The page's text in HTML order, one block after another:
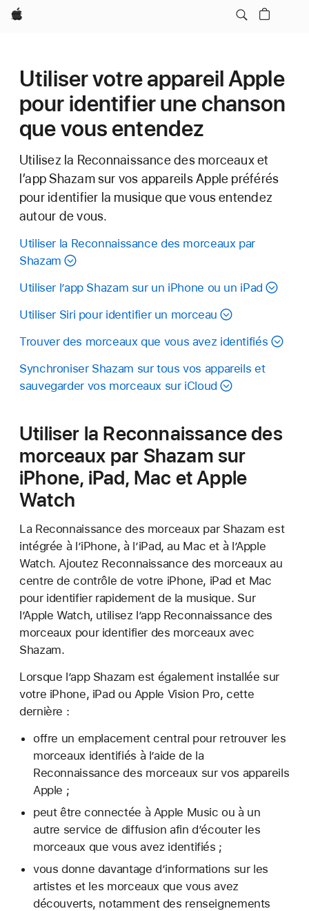
Apple
Utiliser votre appareil Apple
pour identifier une chanson
que vous entendez
Utilisez la Reconnaissance des morceaux et
l’app Shazam sur vos appareils Apple préférés
pour identifier la musique que vous entendez
autour de vous.
Utiliser la Reconnaissance des morceaux par
Shazam
Utiliser l’app Shazam sur un iPhone ou un iPad
Utiliser Siri pour identifier un morceau
Trouver des morceaux que vous avez identifiés
Synchroniser Shazam sur tous vos appareils et
sauvegarder vos morceaux sur iCloud
Utiliser la Reconnaissance des
morceaux par Shazam sur
iPhone, iPad, Mac et Apple
Watch
La Reconnaissance des morceaux par Shazam est
intégrée à l’iPhone, à l’iPad, au Mac et à l’Apple
Watch. Ajoutez Reconnaissance des morceaux au
centre de contrôle de votre iPhone, iPad et Mac
pour identifier rapidement de la musique. Sur
l’Apple Watch, utilisez l’app Reconnaissance des
morceaux pour identifier des morceaux avec
Shazam.
Lorsque l’app Shazam est également installée sur
votre iPhone, iPad ou Apple Vision Pro, cette
dernière :
offre un emplacement central pour retrouver les
morceaux identifiés à l’aide de la
Reconnaissance des morceaux sur vos appareils
Apple ;
peut être connectée à Apple Music ou à un
autre service de diffusion afin d’écouter les
morceaux que vous avez identifiés ;
vous donne davantage d’informations sur les
artistes et les morceaux que vous avez
découverts, notamment des renseignements